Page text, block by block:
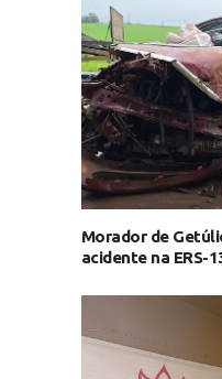
Morador de
acidente na ERS-